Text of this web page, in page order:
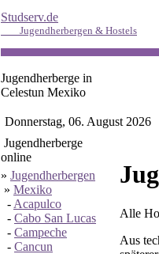
Studserv.de
Jugendherbergen & Hostels
Jugendherberge in
Celestun Mexiko
Donnerstag, 06. August 2026
Jugendherberge
online
» Jugendherbergen
» Mexiko
- Acapulco
- Cabo San Lucas
- Campeche
- Cancun
Alle
Aus